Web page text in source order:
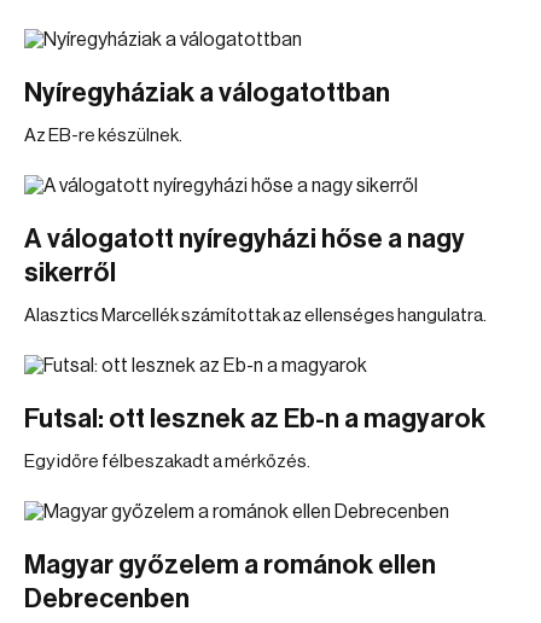
Nyíregyháziak a válogatottban
Az EB-re készülnek.
A válogatott nyíregyházi hőse a nagy
sikerről
Alasztics Marcellék számítottak az ellenséges hangulatra.
Futsal: ott lesznek az Eb-n a magyarok
Egy időre félbeszakadt a mérkőzés.
Magyar győzelem a románok ellen
Debrecenben